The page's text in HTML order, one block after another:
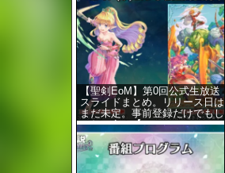
【聖剣EoM】第0回公式生放送
スライドまとめ。リリース日は
まだ未定。事前登録だけでもし
ておこう！【エ…